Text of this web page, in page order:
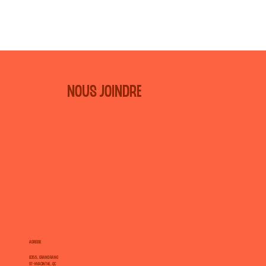
NOUS JOINDRE
ADRESSE
8355, Grand Rang
St-Hyacinthe, Qc